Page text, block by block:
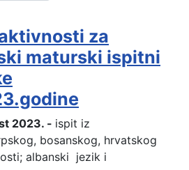
za
maturski ispitni
2023. - ispit iz
bosanskog, hrvatskog
albanski jezik i